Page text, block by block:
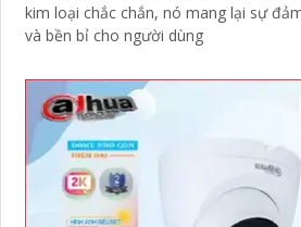
kim loại chắc chắn, nó mang lại sự
và bền bỉ cho người dùng